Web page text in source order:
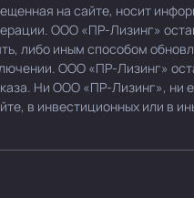
на сайте, носит
ООО «ПР-Лизинг»
либо иным способом
ООО «ПР-Лизинг»
Ни ООО «ПР-Лизинг», ни
в инвестиционных или в